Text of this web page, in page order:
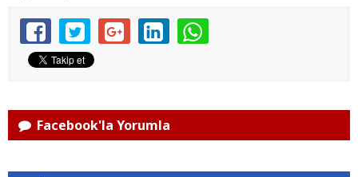
Facebook'la Yorumla